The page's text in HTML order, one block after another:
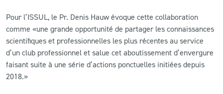
Pour l’ISSUL, le Pr. Denis Hauw évoque cette collaboration
comme «une grande opportunité de partager les connaissances
scientifiques et professionnelles les plus récentes au service
d’un club professionnel et salue cet aboutissement d’envergure
faisant suite à une série d’actions ponctuelles initiées depuis
2018.»